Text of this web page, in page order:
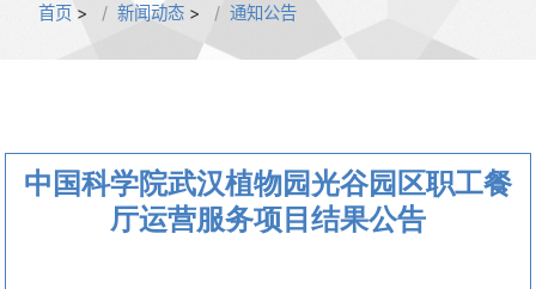
首页 > 新闻动态 > 通知公告
中国科学院武汉植物园光谷园区职工餐
厅运营服务项目结果公告